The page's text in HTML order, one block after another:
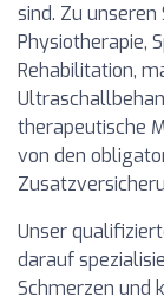
sind. Zu
Physiotherapie,
Rehabilitation,
therapeutische
von den
Unser
darauf
Schmerzen und